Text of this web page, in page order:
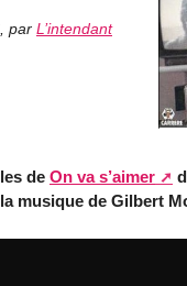
par L’intendant
de On va s’aimer
musique de Gilbert